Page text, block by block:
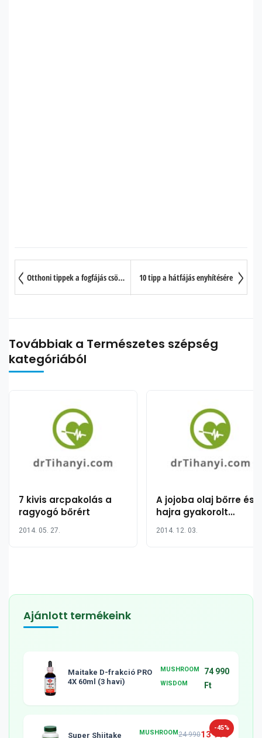
Otthoni tippek a fogfájás csökkentésére 10 tipp a hátfájás enyhítésére
Továbbiak a Természetes szépség
kategóriából
7 kivis arcpakolás a
ragyogó bőrért
2014. 05. 27.
A jojoba olaj bőrre és
hajra gyakorolt
pontban
2014. 12. 03.
Ajánlott termékeink
Maitake D-frakció PRO
4X 60ml (3 havi)
MUSHROOM
WISDOM
74 990
Ft
-45%
Super Shiitake
MUSHROOM24 99013 990